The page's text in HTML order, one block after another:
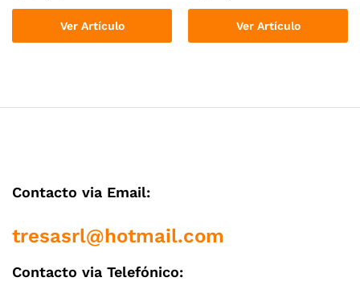
Ver Artículo Ver Artículo
Contacto via Email:
tresasrl@hotmail.com
Contacto via Telefónico: